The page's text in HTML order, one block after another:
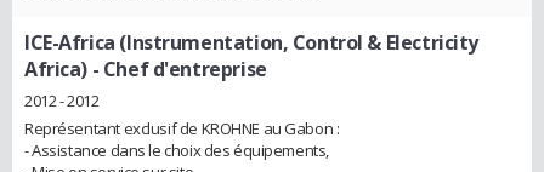
ICE-Africa (Instrumentation, Control & Electricity
Africa) - Chef d'entreprise
2012 - 2012
Représentant exclusif de KROHNE au Gabon :
- Assistance dans le choix des équipements,